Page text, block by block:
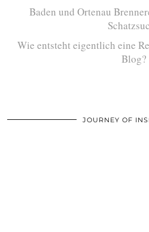
Baden und Ortenau
Wie entsteht eigentlich eine
Blog?
JOURNEY OF